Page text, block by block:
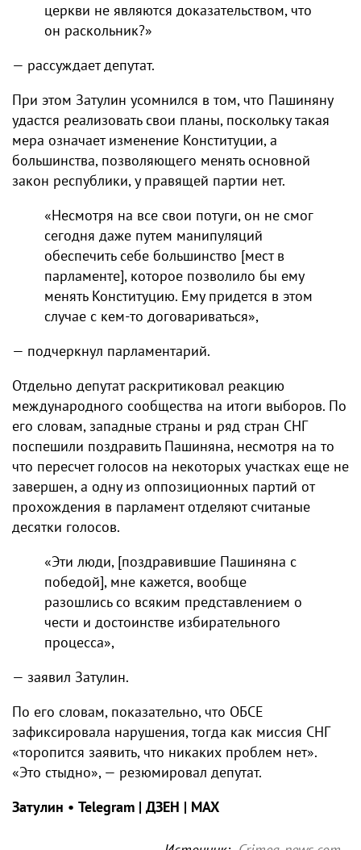
церкви не являются доказательством, что
он раскольник?»
— рассуждает депутат.
При этом Затулин усомнился в том, что Пашиняну
удастся реализовать свои планы, поскольку такая
мера означает изменение Конституции, а
большинства, позволяющего менять основной
закон республики, у правящей партии нет.
«Несмотря на все свои потуги, он не смог
сегодня даже путем манипуляций
обеспечить себе большинство [мест в
парламенте], которое позволило бы ему
менять Конституцию. Ему придется в этом
случае с кем-то договариваться»,
— подчеркнул парламентарий.
Отдельно депутат раскритиковал реакцию
международного сообщества на итоги выборов. По
его словам, западные страны и ряд стран СНГ
поспешили поздравить Пашиняна, несмотря на то
что пересчет голосов на некоторых участках еще не
завершен, а одну из оппозиционных партий от
прохождения в парламент отделяют считаные
десятки голосов.
«Эти люди, [поздравившие Пашиняна с
победой], мне кажется, вообще
разошлись со всяким представлением о
чести и достоинстве избирательного
процесса»,
— заявил Затулин.
По его словам, показательно, что ОБСЕ
зафиксировала нарушения, тогда как миссия СНГ
«торопится заявить, что никаких проблем нет».
«Это стыдно», — резюмировал депутат.
Затулин • Telegram | ДЗЕН | MAX